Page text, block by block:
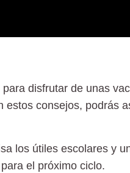
disfrutar de unas
estos consejos, podrás
los útiles escolares y
el próximo ciclo.